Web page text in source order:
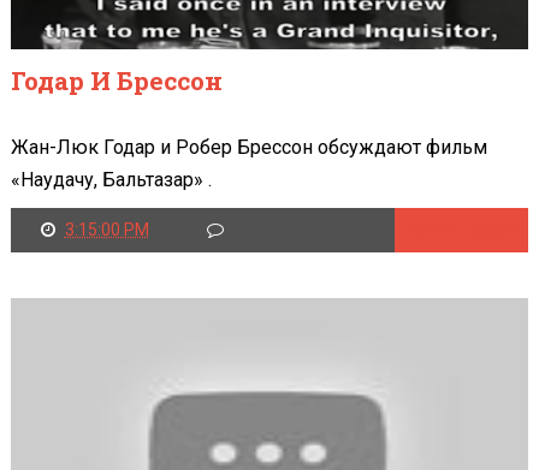
Годар И Брессон
Жан-Люк Годар и Робер Брессон обсуждают фильм
«Наудачу, Бальтазар» .
3:15:00 PM